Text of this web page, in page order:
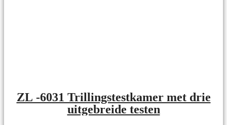
ZL -6031 Trillingstestkamer met drie
uitgebreide testen